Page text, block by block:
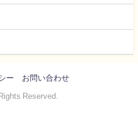
ー お問い合わせ
Reserved.